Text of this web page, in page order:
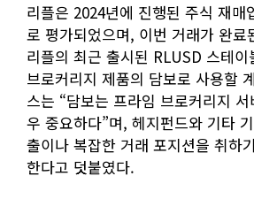
리플은 2024년에 진행된 주식 재매
로 평가되었으며, 이번 거래가 완료
리플의 최근 출시된 RLUSD 스테이
브로커리지 제품의 담보로 사용할
스는 “담보는 프라임 브로커리지
우 중요하다”며, 헤지펀드와 기타
출이나 복잡한 거래 포지션을 취하
한다고 덧붙였다.